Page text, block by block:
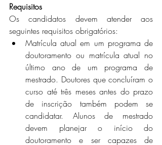
Requisitos
Os candidatos devem atender aos
seguintes requisitos obrigatórios:
Matrícula atual em um programa de
doutoramento ou matrícula atual no
último ano de um programa de
mestrado. Doutores que concluíram o
curso até três meses antes do prazo
de inscrição também podem se
candidatar. Alunos de mestrado
devem planejar o início do
doutoramento e ser capazes de